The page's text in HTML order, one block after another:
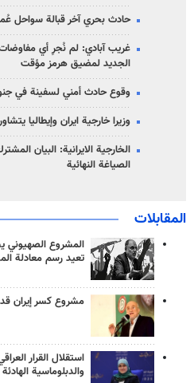
حادث بحري آخر قبالة سواحل
غريب آبادي: لم نُجرِ أي مفاوضات
الجديد لمضيق هرمز مؤقت
وقوع حادث أمني لسفينة في
وزيرا خارجية ايران وإيطاليا
الخارجية الايرانية: البيان
الصياغة النهائية
المقابلات
المشروع الصهيوني
تعيد رسم معادلة
مشروع كسر إيران
استقلال القرار
والدبلوماسية